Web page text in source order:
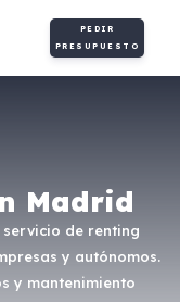
PEDIR
PRESUPUESTO
Madrid
servicio de renting
y autónomos.
y mantenimiento